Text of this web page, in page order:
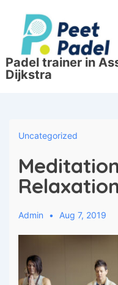
Doorgaan
hoofdinhoud
Padel trainer in
Dijkstra
Uncategorized
Relaxation
Admin Aug 7, 2019